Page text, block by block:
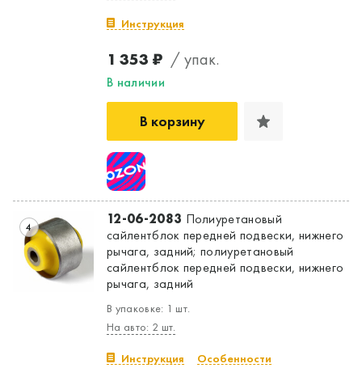
Инструкция
1 353 ₽ / упак.
В наличии
В корзину
4 12-06-2083 Полиуретановый
сайлентблок передней подвески, нижнего
рычага, задний; полиуретановый
сайлентблок передней подвески, нижнего
рычага, задний
В упаковке: 1 шт.
На авто: 2 шт.
Инструкция Особенности